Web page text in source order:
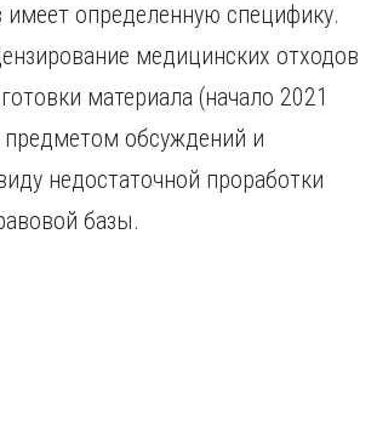
имеет определенную специфику.
медицинских отходов
материала (начало 2021
предметом обсуждений и
недостаточной проработки
базы.